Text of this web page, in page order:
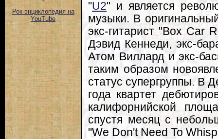
Рок-энциклопедия на
YouTube
"U2" и является
музыки. В
экс-гитарист "Box Car
Дэвид Кеннеди, экс-
Атом Виллард и экс-
таким образом
статус супергруппы. В
года квартет
калифорнийской
спустя месяц с
"We Don't Need To